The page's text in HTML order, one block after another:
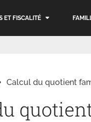
ET FISCALITÉ
Calcul du quotient